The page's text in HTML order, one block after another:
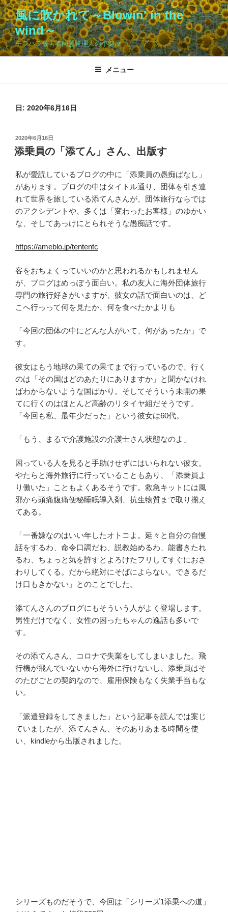
コ
ン
テ
ン
ツ
風に吹かれて～Blowin' in the
wind～
モラハラ被害者同盟管理人の小部屋
メニュー
日: 2020年6月16日
投
稿
日:
2020年6月16日
添乗員の「添てん」さん、出版す
私が愛読しているブログの中に「添乗員の愚痴ばなし」
があります。ブログの中はタイトル通り、団体を引き連
れて世界を旅している添てんさんが、団体旅行ならでは
のアクシデントや、多くは「変わったお客様」のゆかい
な、そしてあっけにとられそうな愚痴話です。
https://ameblo.jp/tententc
客をおちょくっていいのかと思われるかもしれません
が、ブログはめっぽう面白い。私の友人に海外団体旅行
専門の旅行好きがいますが、彼女の話で面白いのは、ど
こへ行っって何を見たか、何を食べたかよりも
「今回の団体の中にどんな人がいて、何があったか」で
す。
彼女はもう地球の果ての果てまで行っているので、行く
のは「その国はどのあたりにありますか」と聞かなけれ
ばわからないような国ばかり。そしてそういう未開の果
てに行くのはほとんど高齢のリタイヤ組だそうです。
「今回も私、最年少だった」という彼女は60代。
「もう、まるで介護施設の介護士さん状態なのよ」
困っている人を見ると手助けせずにはいられない彼女。
やたらと海外旅行に行っていることもあり、「添乗員よ
り働いた」こともよくあるそうです。救急キットには風
邪から頭痛腹痛便秘睡眠導入剤、抗生物質まで取り揃え
てある。
「一番嫌なのはいい年したオトコよ。延々と自分の自慢
話をするわ、命令口調だわ、説教始めるわ、能書きたれ
るわ、ちょっと気を許すとよろけたフリしてすぐにおさ
わりしてくる。だから絶対にそばによらない。できるだ
け口もきかない」とのことでした。
添てんさんのブログにもそういう人がよく登場します。
男性だけでなく、女性の困ったちゃんの逸話も多いで
す。
その添てんさん、コロナで失業をしてしまいました。飛
行機が飛んでいないから海外に行けないし、添乗員はそ
のたびごとの契約なので、雇用保険もなく失業手当もな
い。
「派遣登録をしてきました」という記事を読んでは案じ
ていましたが、添てんさん、そのありあまる時間を使
い、kindleから出版されました。
シリーズものだそうで、今回は「シリーズ1添乗への道」